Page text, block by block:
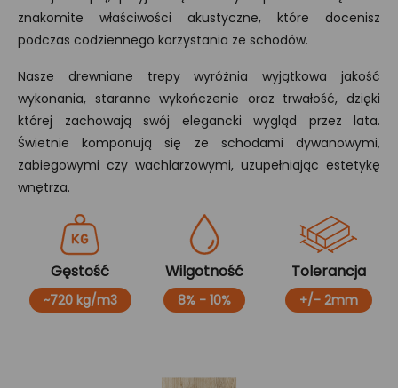
znakomite właściwości akustyczne, które docenisz
podczas codziennego korzystania ze schodów.
Nasze drewniane trepy wyróżnia wyjątkowa jakość
wykonania, staranne wykończenie oraz trwałość, dzięki
której zachowają swój elegancki wygląd przez lata.
Świetnie komponują się ze schodami dywanowymi,
zabiegowymi czy wachlarzowymi, uzupełniając estetykę
wnętrza.
Gęstość
~720 kg/m3
Wilgotność
8% - 10%
Tolerancja
+/- 2mm